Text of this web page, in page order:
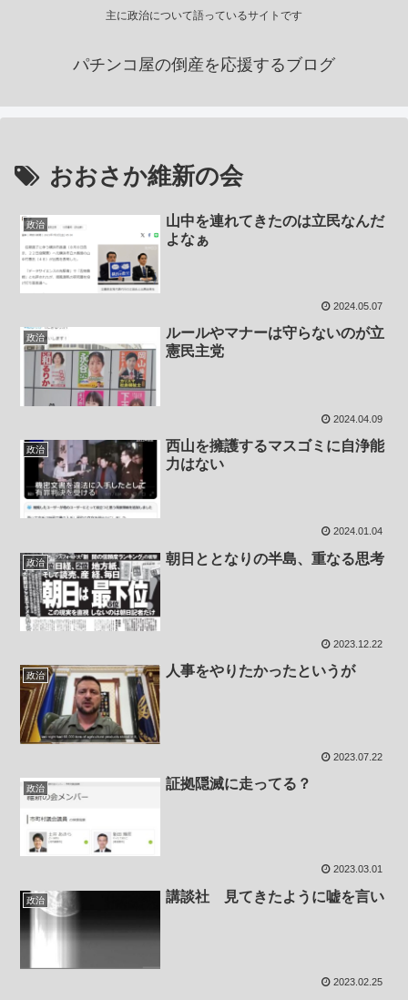
主に政治について語っているサイトです
パチンコ屋の倒産を応援するブログ
おおさか維新の会
政治
山中を連れてきたのは立民なんだ
よなぁ
2024.05.07
政治
ルールやマナーは守らないのが立
憲民主党
2024.04.09
政治
西山を擁護するマスゴミに自浄能
力はない
2024.01.04
政治 朝日ととなりの半島、重なる思考
2023.12.22
政治 人事をやりたかったというが
2023.07.22
政治 証拠隠滅に走ってる？
2023.03.01
政治 講談社 見てきたように嘘を言い
2023.02.25